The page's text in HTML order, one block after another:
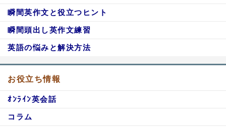
瞬間英作文と役立つヒント
瞬間頭出し英作文練習
英語の悩みと解決方法
お役立ち情報
ｵﾝﾗｲﾝ英会話
コラム